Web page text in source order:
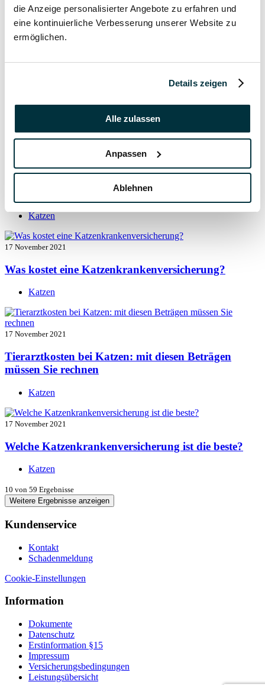
die Anzeige personalisierter Angebote zu erfahren und
eine kontinuierliche Verbesserung unserer Website zu
ermöglichen.
Details zeigen
Alle zulassen
Anpassen
Ablehnen
Katzenversicherung ohne Wartezeit
Katzen
Katzenversicherung mit Impfung
Katzen
17 November 2021
Katzenversicherung mit Kastration
Katzen
17 November 2021
Was kostet eine Katzenkrankenversicherung?
Katzen
17 November 2021
Tierarztkosten bei Katzen: mit diesen Beträgen
müssen Sie rechnen
Katzen
17 November 2021
Welche Katzenkrankenversicherung ist die beste?
Katzen
10 von 59 Ergebnisse
Weitere Ergebnisse anzeigen
Kundenservice
Kontakt
Schadenmeldung
Cookie-Einstellungen
Information
Dokumente
Datenschutz
Erstinformation §15
Impressum
Versicherungsbedingungen
Leistungsübersicht